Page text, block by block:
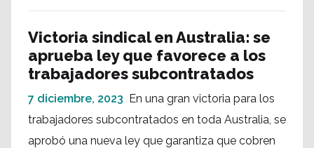
Victoria sindical en Australia: se
aprueba ley que favorece a los
trabajadores subcontratados
7 diciembre, 2023 En una gran victoria para los
trabajadores subcontratados en toda Australia, se
aprobó una nueva ley que garantiza que cobren